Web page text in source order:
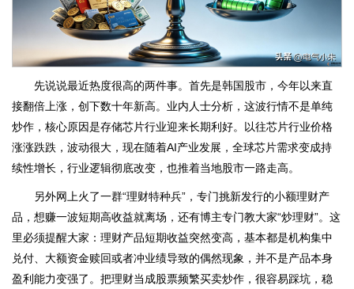
先说说最近热度很高的两件事。首先是韩国股市，今年以来直
接翻倍上涨，创下数十年新高。业内人士分析，这波行情不是单纯
炒作，核心原因是存储芯片行业迎来长期利好。以往芯片行业价格
涨涨跌跌，波动很大，现在随着AI产业发展，全球芯片需求变成持
续性增长，行业逻辑彻底改变，也推着当地股市一路走高。
另外网上火了一群“理财特种兵”，专门挑新发行的小额理财产
品，想赚一波短期高收益就离场，还有博主专门教大家“炒理财”。这
里必须提醒大家：理财产品短期收益突然变高，基本都是机构集中
兑付、大额资金赎回或者冲业绩导致的偶然现象，并不是产品本身
盈利能力变强了。把理财当成股票频繁买卖炒作，很容易踩坑，稳